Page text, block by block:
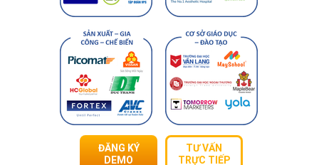
ĐĂNG KÝ
DEMO
TƯ VẤN
TRỰC TIẾP